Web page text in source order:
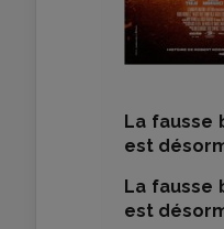
La fausse
est
La fausse
est